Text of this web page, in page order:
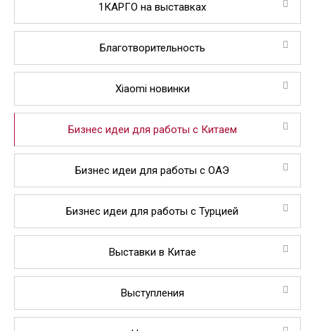
1КАРГО на выставках
Благотворительность
Xiaomi новинки
Бизнес идеи для работы с Китаем
Бизнес идеи для работы с ОАЭ
Бизнес идеи для работы с Турцией
Выставки в Китае
Выступления